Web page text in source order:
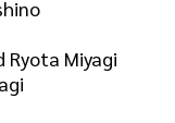
Ryota Miyagi